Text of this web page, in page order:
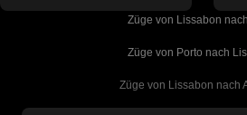
Züge von Lissabon
Züge von Porto nach
Züge von Lissabon nach